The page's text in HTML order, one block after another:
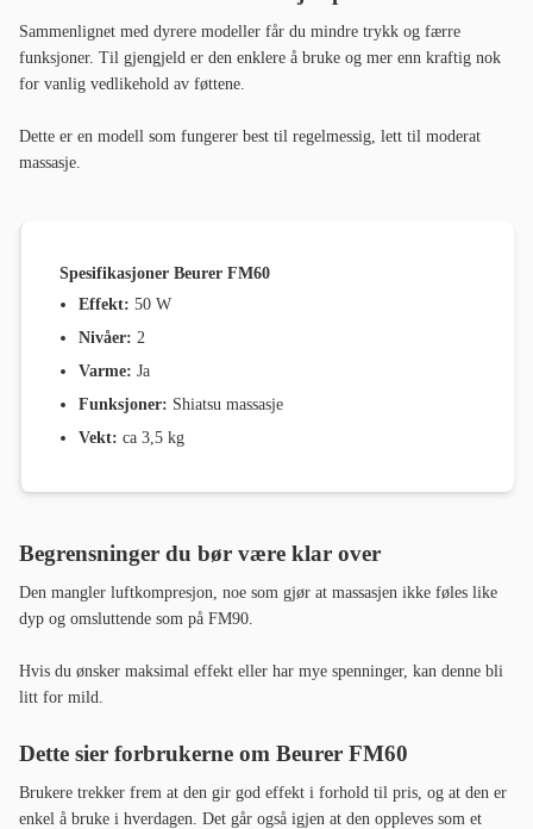
Sammenlignet med dyrere modeller får du mindre trykk og færre
funksjoner. Til gjengjeld er den enklere å bruke og mer enn kraftig nok
for vanlig vedlikehold av føttene.
Dette er en modell som fungerer best til regelmessig, lett til moderat
massasje.
Spesifikasjoner Beurer FM60
Effekt: 50 W
Nivåer: 2
Varme: Ja
Funksjoner: Shiatsu massasje
Vekt: ca 3,5 kg
Begrensninger du bør være klar over
Den mangler luftkompresjon, noe som gjør at massasjen ikke føles like
dyp og omsluttende som på FM90.
Hvis du ønsker maksimal effekt eller har mye spenninger, kan denne bli
litt for mild.
Dette sier forbrukerne om Beurer FM60
Brukere trekker frem at den gir god effekt i forhold til pris, og at den er
enkel å bruke i hverdagen. Det går også igjen at den oppleves som et